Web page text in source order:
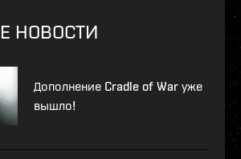
НОВОСТИ
Дополнение Cradle of War уже
вышло!